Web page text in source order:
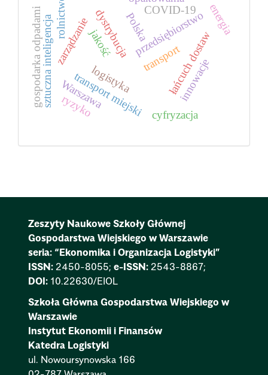
logistyka
transportłańcuch dostaw
innowacje
zarządzaniedystrybucja
sztuczna inteligencja przedsiębiorstwo
Polska
transport miejski
Warszawa
gospodarka odpadami COVID-19 energia
rolnictwo
ryzyko cyfryzacja
jakość
Zeszyty Naukowe Szkoły Głównej
Gospodarstwa Wiejskiego w Warszawie
seria: “Ekonomika i Organizacja Logistyki”
ISSN: 2450-8055; e-ISSN: 2543-8867;
DOI: 10.22630/EIOL
Szkoła Główna Gospodarstwa Wiejskiego w
Warszawie
Instytut Ekonomii i Finansów
Katedra Logistyki
ul. Nowoursynowska 166